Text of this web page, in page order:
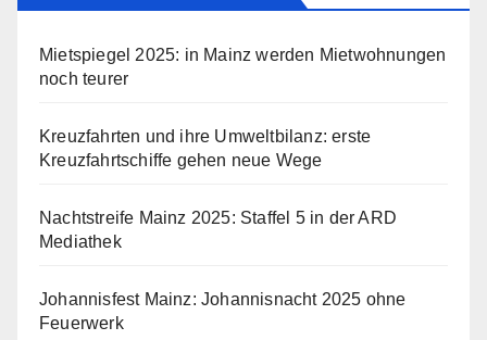
Mietspiegel 2025: in Mainz werden Mietwohnungen
noch teurer
Kreuzfahrten und ihre Umweltbilanz: erste
Kreuzfahrtschiffe gehen neue Wege
Nachtstreife Mainz 2025: Staffel 5 in der ARD
Mediathek
Johannisfest Mainz: Johannisnacht 2025 ohne
Feuerwerk